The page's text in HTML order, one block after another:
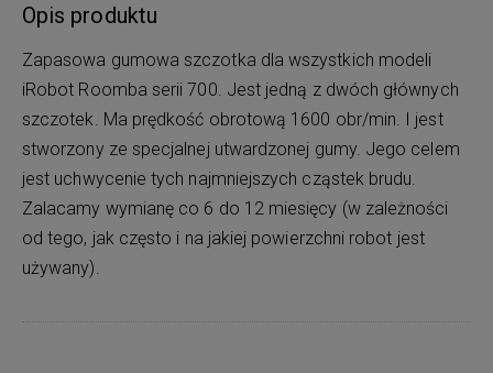
Opis produktu
Zapasowa gumowa szczotka dla wszystkich modeli
iRobot Roomba serii 700. Jest jedną z dwóch głównych
szczotek. Ma prędkość obrotową 1600 obr/min. I jest
stworzony ze specjalnej utwardzonej gumy. Jego celem
jest uchwycenie tych najmniejszych cząstek brudu.
Zalacamy wymianę co 6 do 12 miesięcy (w zależności
od tego, jak często i na jakiej powierzchni robot jest
używany).